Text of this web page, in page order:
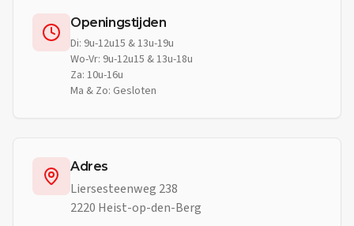
Openingstijden
Di: 9u-12u15 & 13u-19u
Wo-Vr: 9u-12u15 & 13u-18u
Za: 10u-16u
Ma & Zo: Gesloten
Adres
Liersesteenweg 238
2220 Heist-op-den-Berg